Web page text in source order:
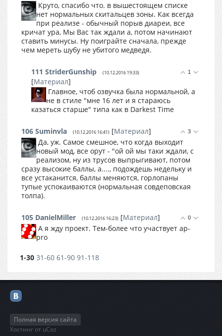
Круто, спасибо что. в вышестоящем списке
нет нормальных скитальцев зоны. Как всегда
при реализе - обычный порыв диареи, все
кричат ура, Мы Вас так ждали а, потом начинают
ставить минусы. Ну поиграйте сначала, прежде
чем мереть шубу не убитого медведя.
1
111 StriderGunship (10.12.2016 19:33)
[Материал]
Главное, чтоб озвучка была нормальной, а
не в стиле "мне 16 лет и я стараюсь
казаться старше" типа как в Darkest Time
3
106 Suminvla (10.12.2016 16:41) [Материал]
Да, уж. Самое смешное, что когда выходит
новый мод, все орут - "ой ой мы таки ждали, с
реализом, ну из трусов выпрыгивают, потом
сразу высокие баллы, а...., подождешь недельку и
все устаканится, баллы меняются, горлопаны
тупые успокаиваются (нормальная совдеповская
толпа).
0
105 DanielMiller (10.12.2016 16:23) [Материал]
А я жду проект. Тем-более что участвует ap-
pro
1-30 31-60 61-90 91-118
Полная версия сайта
Хостинг от uCoz